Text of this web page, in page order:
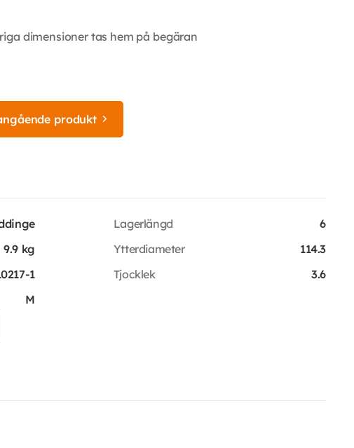
dimensioner tas hem på begäran
produkt
9.9 kg
1
M
Lagerlängd
6
Ytterdiameter
114.3
Tjocklek
3.6